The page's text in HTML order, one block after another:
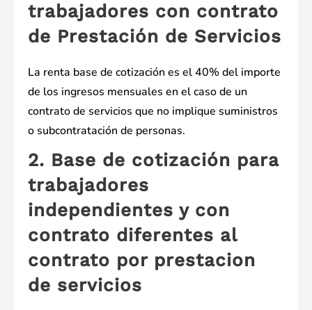
trabajadores con contrato
de Prestación de Servicios
La renta base de cotización es el 40% del importe
de los ingresos mensuales en el caso de un
contrato de servicios que no implique suministros
o subcontratación de personas.
2. Base de cotización para
trabajadores
independientes y con
contrato diferentes al
contrato por prestacion
de servicios